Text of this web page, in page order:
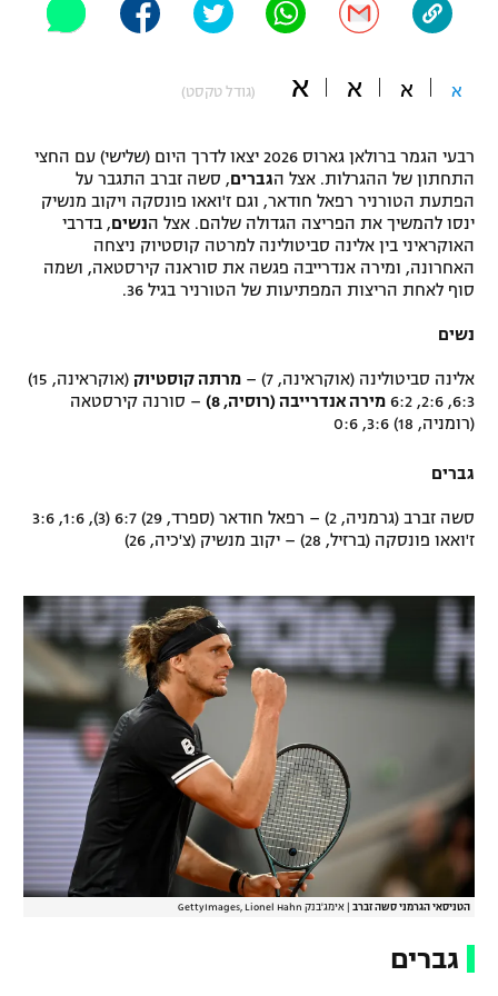
"מחצית בשכונה" – פודקאסט
תקנון משתתפים וזוכים בפרסים
תקנון עבור פעילות אלקטרה
תקנון עבור פעילות ספורט 1 – "מרלן"
טניס
גיימינג E-Sports
תנאי שימוש
מדיניות פרטיות
תקנון פעילות ספורט 1
רשיון להקרנה פומבית לבית עסק
לוח דרושים – ג'ובנט
תגיות
ספורט מוטורי
כדורמים
פוטבול אמריקאי NFL
בייסבול MLB
גיימינג E-Sports
א א א א (גודל טקסט)
רבעי הגמר ברולאן גארוס 2026 יצאו לדרך היום (שלישי) עם החצי
התחתון של ההגרלות. אצל הגברים, סשה זברב התגבר על
הפתעת הטורניר רפאל חודאר, וגם ז'ואאו פונסקה ויקוב מנשיק
ינסו להמשיך את הפריצה הגדולה שלהם. אצל הנשים, בדרבי
האוקראיני בין אלינה סביטולינה למרטה קוסטיוק ניצחה
האחרונה, ומירה אנדרייבה פגשה את סוראנה קירסטאה, ושמה
סוף לאחת הריצות המפתיעות של הטורניר בגיל 36.
נשים
אלינה סביטולינה (אוקראינה, 7) – מרתה קוסטיוק
(אוקראינה, 15)
6:3, 2:6, 6:2
מירה אנדרייבה (רוסיה, 8)
– סורנה קירסטאה
(רומניה, 18) 3:6, 0:6
גברים
סשה זברב (גרמניה, 2) – רפאל חודאר (ספרד, 29) 6:7 (3), 1:6, 3:6
ז'ואאו פונסקה (ברזיל, 28) – יקוב מנשיק (צ'כיה, 26)
הטניסאי הגרמני סשה זברב אימג'בנק GettyImages, Lionel Hahn
גברים